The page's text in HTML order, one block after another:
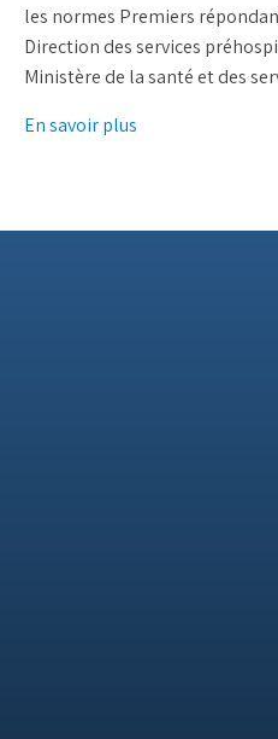
les normes Premiers
Direction des services
Ministère de la santé et des
En savoir plus